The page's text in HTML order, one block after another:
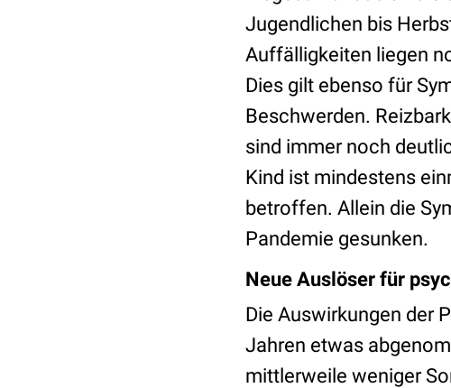
Jugendlichen bis
Auffälligkeiten liegen
Dies gilt ebenso für
Beschwerden.
sind immer noch
Kind ist mindestens
betroffen. Allein die
Pandemie gesunken.
Neue Auslöser für
Die Auswirkungen der
Jahren etwas
mittlerweile weniger